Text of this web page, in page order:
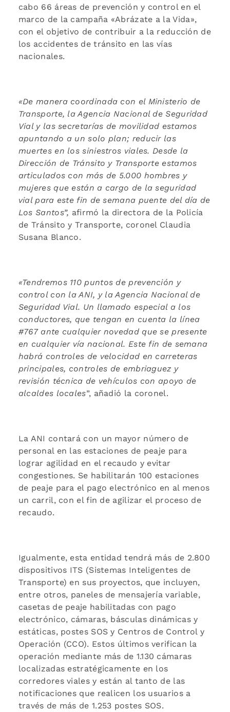
cabo 66 áreas de prevención y control en el
marco de la campaña «Abrázate a la Vida»,
con el objetivo de contribuir a la reducción de
los accidentes de tránsito en las vías
nacionales.
«De manera coordinada con el Ministerio de
Transporte, la Agencia Nacional de Seguridad
Vial y las secretarías de movilidad estamos
apuntando a un solo plan; reducir las
muertes en los siniestros viales. Desde la
Dirección de Tránsito y Transporte estamos
articulados con más de 5.000 hombres y
mujeres que están a cargo de la seguridad
vial para este fin de semana puente del día de
Los Santos”, afirmó la directora de la Policía
de Tránsito y Transporte, coronel Claudia
Susana Blanco.
«Tendremos 110 puntos de prevención y
control con la ANI, y la Agencia Nacional de
Seguridad Vial. Un llamado especial a los
conductores, que tengan en cuenta la línea
#767 ante cualquier novedad que se presente
en cualquier vía nacional. Este fin de semana
habrá controles de velocidad en carreteras
principales, controles de embriaguez y
revisión técnica de vehículos con apoyo de
alcaldes locales”, añadió la coronel.
La ANI contará con un mayor número de
personal en las estaciones de peaje para
lograr agilidad en el recaudo y evitar
congestiones. Se habilitarán 100 estaciones
de peaje para el pago electrónico en al menos
un carril, con el fin de agilizar el proceso de
recaudo.
Igualmente, esta entidad tendrá más de 2.800
dispositivos ITS (Sistemas Inteligentes de
Transporte) en sus proyectos, que incluyen,
entre otros, paneles de mensajería variable,
casetas de peaje habilitadas con pago
electrónico, cámaras, básculas dinámicas y
estáticas, postes SOS y Centros de Control y
Operación (CCO). Estos últimos verifican la
operación mediante más de 1.130 cámaras
localizadas estratégicamente en los
corredores viales y están al tanto de las
notificaciones que realicen los usuarios a
través de más de 1.253 postes SOS.